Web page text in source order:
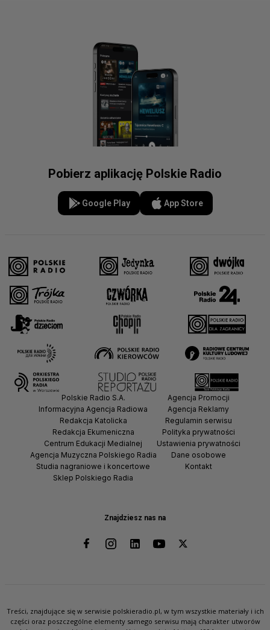
Pobierz aplikację Polskie Radio
Google Play App Store
Znajdziesz nas na
Polskie Radio S.A.
Informacyjna Agencja Radiowa
Redakcja Katolicka
Redakcja Ekumeniczna
Centrum Edukacji Medialnej
Agencja Muzyczna Polskiego Radia
Studia nagraniowe i koncertowe
Sklep Polskiego Radia
Agencja Promocji
Agencja Reklamy
Regulamin serwisu
Polityka prywatności
Ustawienia prywatności
Dane osobowe
Kontakt
Treści, znajdujące się w serwisie polskieradio.pl, w tym wszystkie materiały i ich
części oraz poszczególne elementy samego serwisu mają charakter utworów